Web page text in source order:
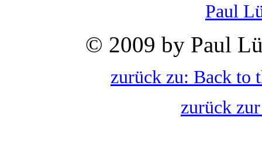
Paul
© 2009 by Paul
zurück zu: Back to
zurück